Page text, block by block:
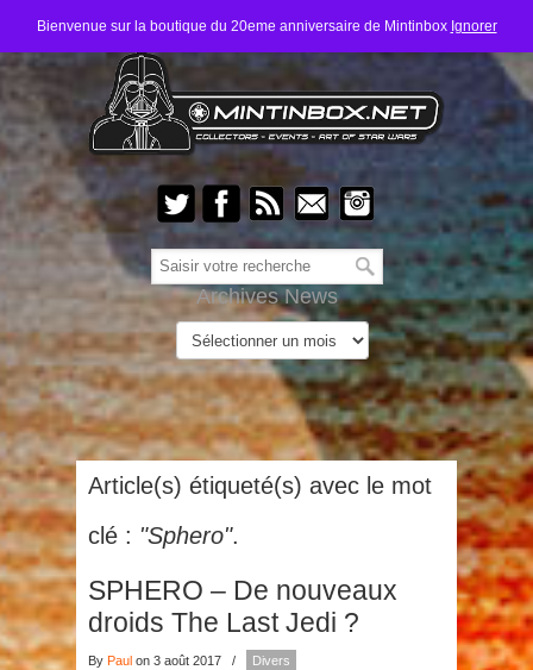
Bienvenue sur la boutique du 20eme anniversaire de Mintinbox Ignorer
Archives News
Article(s) étiqueté(s) avec le mot
clé : "Sphero".
SPHERO – De nouveaux
droids The Last Jedi ?
By Paul on 3 août 2017 / Divers